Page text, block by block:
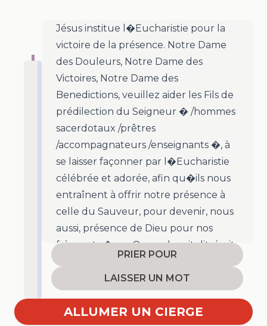
Jésus institue l�Eucharistie pour la
victoire de la présence. Notre Dame
des Douleurs, Notre Dame des
Victoires, Notre Dame des
Benedictions, veuillez aider les Fils de
prédilection du Seigneur � /hommes
sacerdotaux /prêtres
/accompagnateurs /enseignants �, à
se laisser façonner par l�Eucharistie
célébrée et adorée, afin qu�ils nous
entraînent à offrir notre présence à
celle du Sauveur, pour devenir, nous
aussi, présence de Dieu pour nos
frères et s�urs. Que cela soit dit, écrit
et accomplit
PRIER POUR
LAISSER UN MOT
ALLUMER UN CIERGE